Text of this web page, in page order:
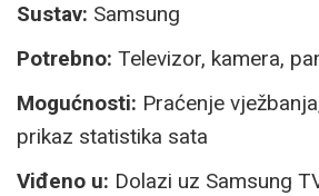
Sustav: Samsung
Potrebno: Televizor, kamera,
Mogućnosti: Praćenje
prikaz statistika sata
Viđeno u: Dolazi uz Samsung